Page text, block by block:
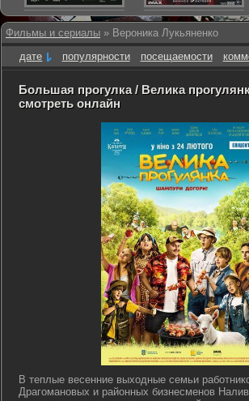
Фильмы и сериалы » Вероника Лукьяненко
дате
популярности посещаемости
Большая прогулка / Велика
смотреть онлайн
В теплые весенние выходные семьи
Драгомановых и районных бизнесменов